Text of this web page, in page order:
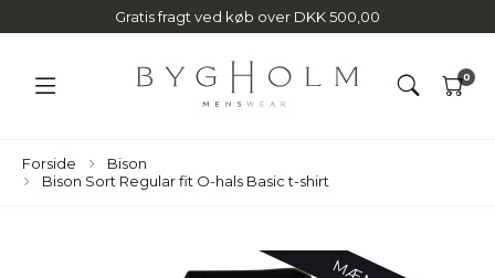
Gratis fragt ved køb over DKK 500,00
0
Forside
Bison
Bison Sort Regular fit O-hals Basic t-shirt